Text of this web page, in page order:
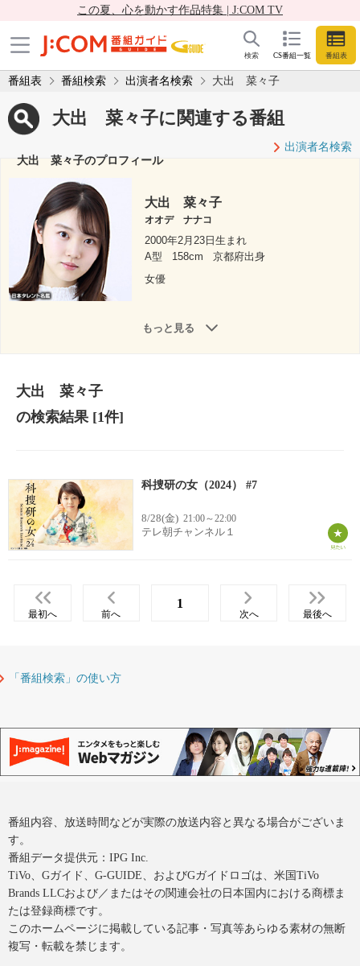
この夏、心を動かす作品特集 | J:COM TV
CS番組一覧 番組表
検索
番組表 番組検索 出演者名検索 大出 菜々子
大出 菜々子に関連する番組
出演者名検索
大出 菜々子のプロフィール
大出 菜々子
オオデ ナナコ
2000年2月23日生まれ
A型
158cm
京都府出身
女優
もっと見る
大出 菜々子
の検索結果[1件]
科捜研の女（2024） #7
8/28(金) 21:00～22:00
テレ朝チャンネル１
最初へ 前へ
1
次へ 最後へ
「番組検索」の使い方
番組内容、放送時間などが実際の放送内容と異なる場合がございま
す。
番組データ提供元：IPG Inc.
TiVo、Gガイド、G-GUIDE、およびGガイドロゴは、米国TiVo
Brands LLCおよび／またはその関連会社の日本国内における商標ま
たは登録商標です。
このホームページに掲載している記事・写真等あらゆる素材の無断
複写・転載を禁じます。